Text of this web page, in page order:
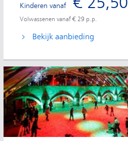
Kinderen vanaf
Volwassenen vanaf € 29 p.p.
Bekijk aanbieding